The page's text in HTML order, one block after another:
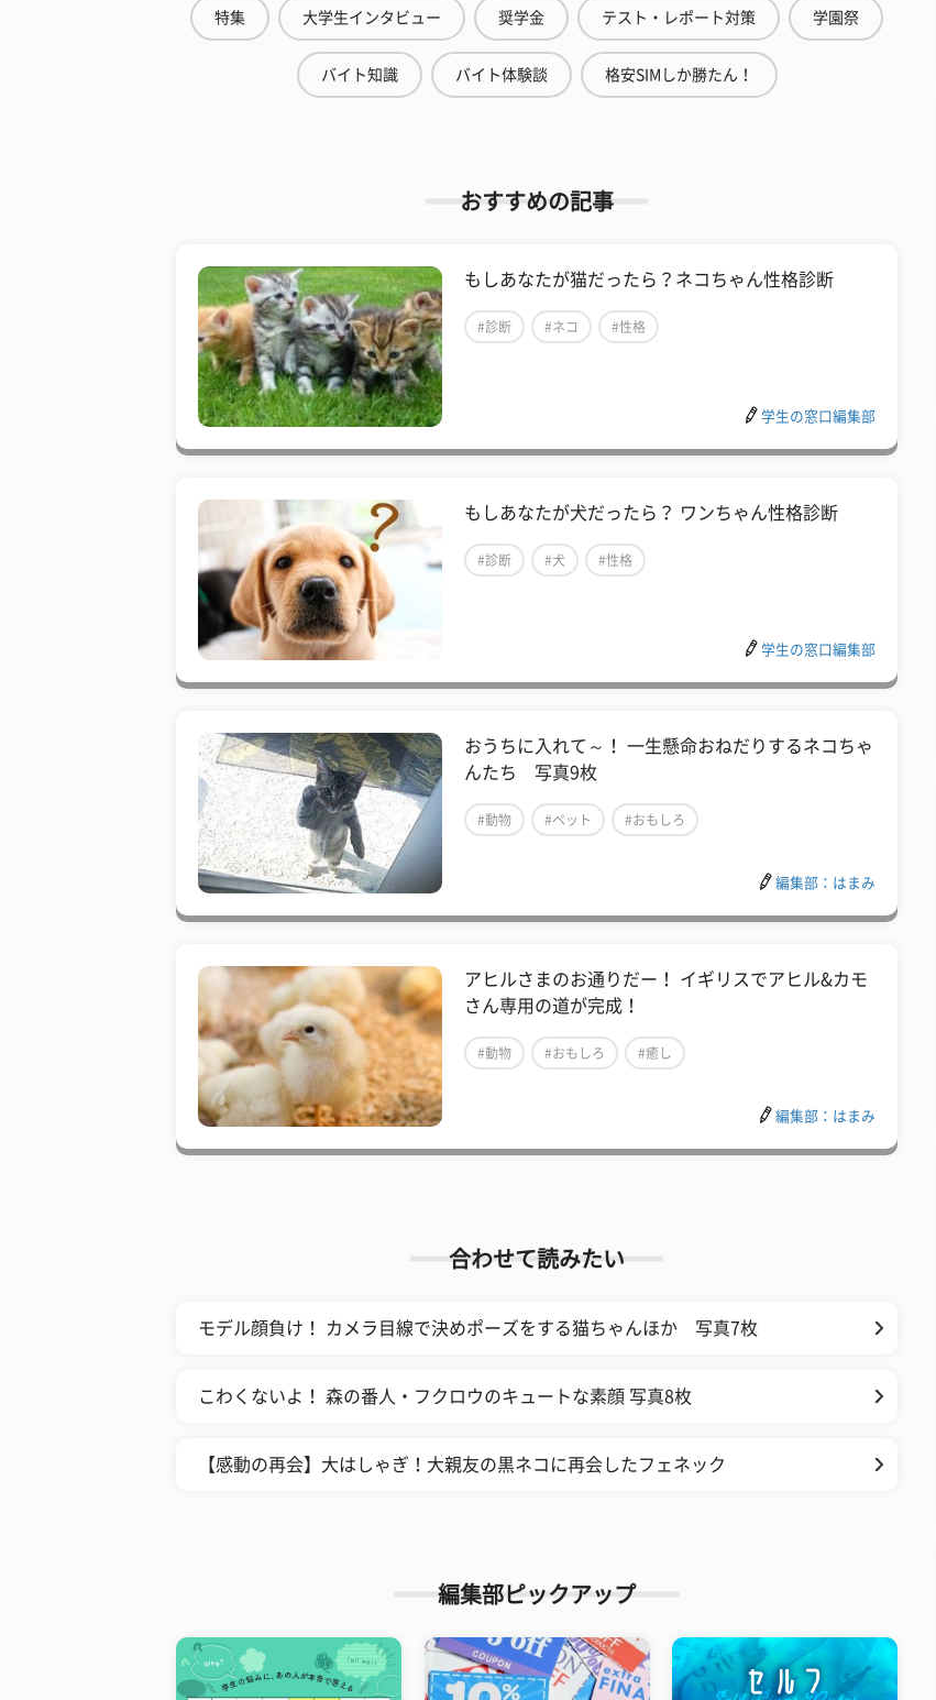
特集 大学生インタビュー 奨学金 テスト・レポート対策 学園祭
バイト知識 バイト体験談 格安SIMしか勝たん！
おすすめの記事
もしあなたが猫だったら？ネコちゃん性格診断
#診断 #ネコ #性格
学生の窓口編集部
もしあなたが犬だったら？ ワンちゃん性格診断
#診断 #犬 #性格
学生の窓口編集部
おうちに入れて～！ 一生懸命おねだりするネコちゃ
んたち 写真9枚
#動物 #ペット #おもしろ
編集部：はまみ
アヒルさまのお通りだー！ イギリスでアヒル&カモ
さん専用の道が完成！
#動物 #おもしろ #癒し
編集部：はまみ
合わせて読みたい
モデル顔負け！ カメラ目線で決めポーズをする猫ちゃんほか 写真7枚
こわくないよ！ 森の番人・フクロウのキュートな素顔 写真8枚
【感動の再会】大はしゃぎ！大親友の黒ネコに再会したフェネック
編集部ピックアップ